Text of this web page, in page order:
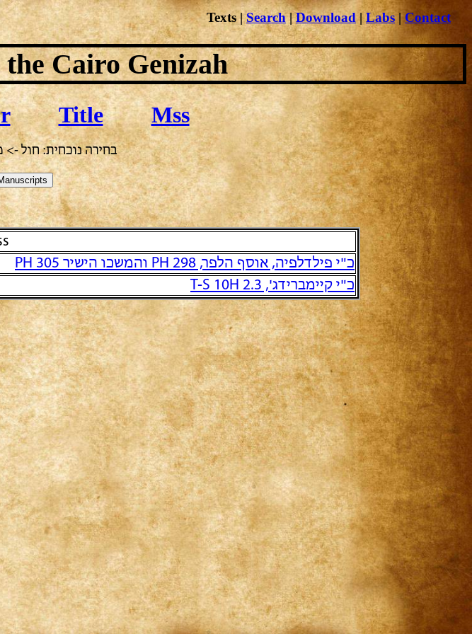
Cairo Genizah
Title Mss
בחירה נוכחית: חול ->
כ"י פילדלפיה, אוסף הלפר, PH 298 והמשכו הישיר PH 305
כ"י קיימברידג', T-S 10H 2.3
Texts|Search|Download|Labs | Contact